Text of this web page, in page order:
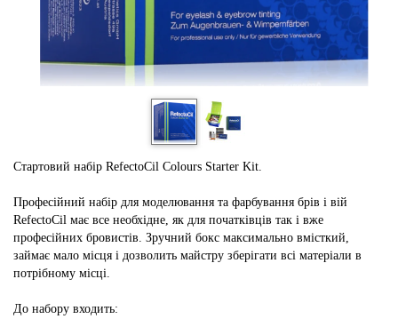
Стартовий набір RefectoCil Colours Starter Kit.
Професійний набір для моделювання та фарбування брів і вій
RefectoCil має все необхідне, як для початківців так і вже
професійних бровистів. Зручний бокс максимально вмісткий,
займає мало місця і дозволить майстру зберігати всі матеріали в
потрібному місці.
До набору входить: